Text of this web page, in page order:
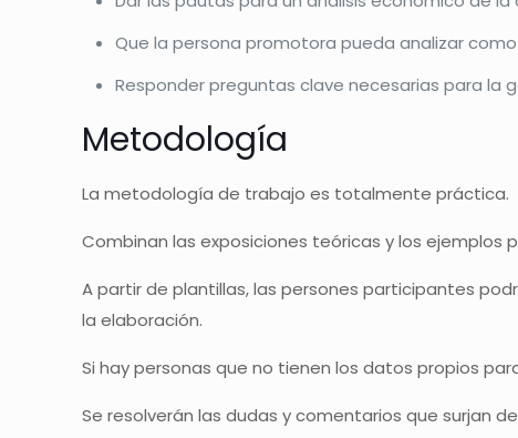
Que la persona promotora pueda analizar
Responder preguntas clave necesarias para la
Metodología
La metodología de trabajo es totalmente práctica.
Combinan las exposiciones teóricas y los
A partir de plantillas, las persones participantes
la elaboración.
Si hay personas que no tienen los datos propios
Se resolverán las dudas y comentarios que surjan